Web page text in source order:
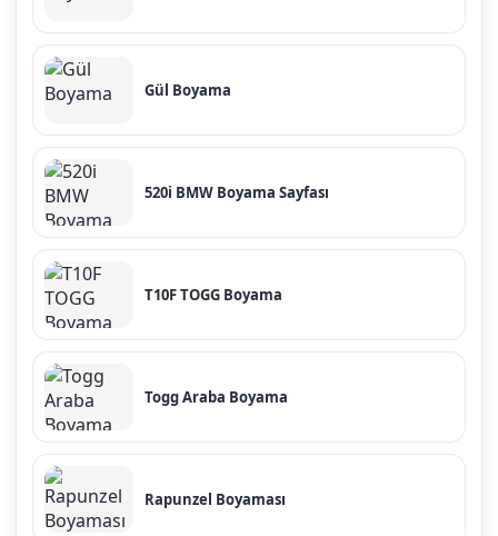
Gül Boyama
520i BMW Boyama Sayfası
T10F TOGG Boyama
Togg Araba Boyama
Rapunzel Boyaması